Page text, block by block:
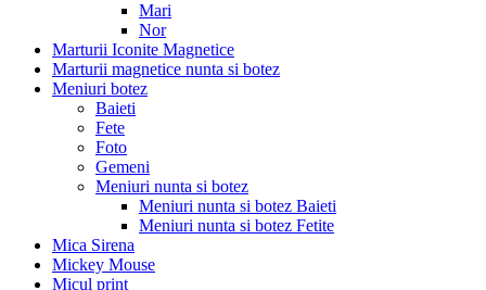
Mari
Nor
Marturii Iconite Magnetice
Marturii magnetice nunta si botez
Meniuri botez
Baieti
Fete
Foto
Gemeni
Meniuri nunta si botez
Meniuri nunta si botez Baieti
Meniuri nunta si botez Fetite
Mica Sirena
Mickey Mouse
Micul print